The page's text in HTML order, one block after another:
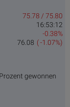
75.78 / 75.80
16:53:12
-0.38%
( -1.07%)
76.08
gewonnen